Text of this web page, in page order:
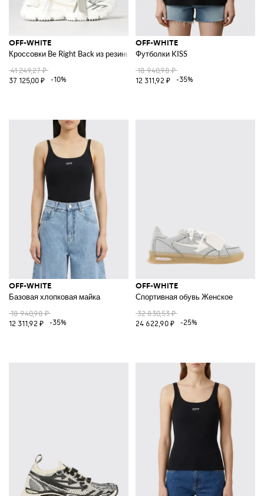
OFF-WHITE
Кроссовки Be Right Back из резины и сетки
41 249,27 ₽
37 125,00 ₽
-10%
OFF-WHITE
Футболки KISS
18 940,98 ₽
12 311,92 ₽
-35%
OFF-WHITE
Базовая хлопковая майка
18 940,98 ₽
12 311,92 ₽
-35%
OFF-WHITE
Спортивная обувь Женское
32 830,53 ₽
24 622,90 ₽
-25%